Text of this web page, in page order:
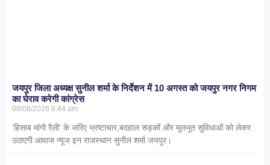
जयपुर जिला अध्यक्ष सुनील शर्मा के निर्देशन में 10 अगस्त को जयपुर नगर निगम
का घेराव करेगी कांग्रेस
08/08/2026 8:44 am
‘हिसाब मांगो रैली’ के जरिए भ्रष्टाचार,बदहाल सड़कों और मूलभूत सुविधाओं को लेकर
उठाएगी आवाज न्यूज इन राजस्थान सुनील शर्मा जयपुर।